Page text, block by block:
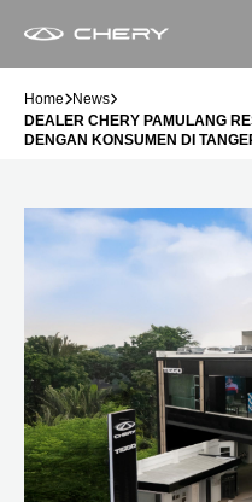
Home News
DEALER CHERY PAMULANG
DENGAN KONSUMEN DI